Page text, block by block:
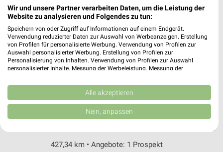
Marie-Curie-Straße 1
63538 Großkrotzenburg
Heute 09:00 - 19:00 Uhr | Geöffnet
❯
SIEMES Schuhcenter Rödermark
Ober-Rodener Straße 11
427,34 km • Angebote: 1 Prospekt
Wir und unsere Partner verarbeiten Daten, um die Leistung der
Website zu analysieren und Folgendes zu tun:
Speichern von oder Zugriff auf Informationen auf einem Endgerät.
Verwendung reduzierter Daten zur Auswahl von Werbeanzeigen. Erstellung
von Profilen für personalisierte Werbung. Verwendung von Profilen zur
Auswahl personalisierter Werbung. Erstellung von Profilen zur
Personalisierung von Inhalten. Verwendung von Profilen zur Auswahl
personalisierter Inhalte. Messung der Werbeleistung. Messung der
Kombinationen von Daten aus verschiedenen Quellen. Entwicklung und
Verbesserung der Angebote. Verwendung reduzierter Daten zur Auswahl
von Inhalten.
Daten können außerhalb der Europäischen Union weitergegeben und in die
Website/App.
Partnerliste anzeigen (1 IAB-Anbieter)
Alle akzeptieren
Nein, anpassen